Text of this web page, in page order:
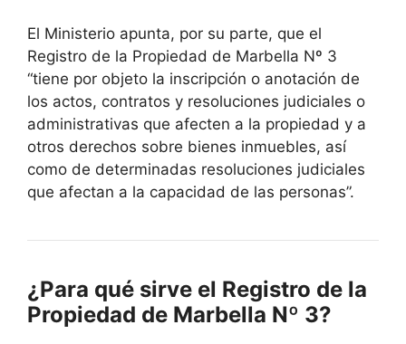
El Ministerio apunta, por su parte, que el
Registro de la Propiedad de Marbella Nº 3
“tiene por objeto la inscripción o anotación de
los actos, contratos y resoluciones judiciales o
administrativas que afecten a la propiedad y a
otros derechos sobre bienes inmuebles, así
como de determinadas resoluciones judiciales
que afectan a la capacidad de las personas”.
¿Para qué sirve el Registro de la
Propiedad de Marbella Nº 3?